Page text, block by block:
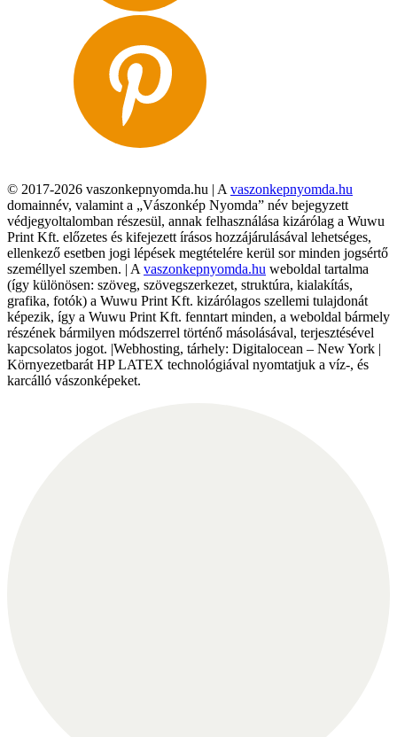
© 2017-2026 vaszonkepnyomda.hu | A vaszonkepnyomda.hu
domainnév, valamint a „Vászonkép Nyomda” név bejegyzett
védjegyoltalomban részesül, annak felhasználása kizárólag a Wuwu
Print Kft. előzetes és kifejezett írásos hozzájárulásával lehetséges,
ellenkező esetben jogi lépések megtételére kerül sor minden jogsértő
személlyel szemben. | A vaszonkepnyomda.hu weboldal tartalma
(így különösen: szöveg, szövegszerkezet, struktúra, kialakítás,
grafika, fotók) a Wuwu Print Kft. kizárólagos szellemi tulajdonát
képezik, így a Wuwu Print Kft. fenntart minden, a weboldal bármely
részének bármilyen módszerrel történő másolásával, terjesztésével
kapcsolatos jogot. |Webhosting, tárhely: Digitalocean – New York |
Környezetbarát HP LATEX technológiával nyomtatjuk a víz-, és
karcálló vászonképeket.